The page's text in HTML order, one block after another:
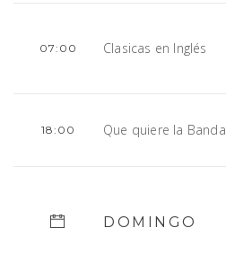
07:00 Clasicas en Inglés
18:00 Que quiere la Banda
DOMINGO